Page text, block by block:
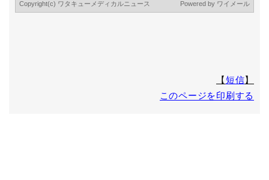
じています。
TEL 075-361-4130 (受付時間 9:00～17:00 但し、土日・
【短信】
このページを印刷する